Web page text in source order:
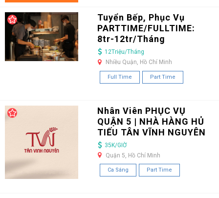
Tuyển Bếp, Phục Vụ
PARTTIME/FULLTIME:
8tr-12tr/Tháng
12Triệu/Tháng
Nhiều Quận, Hồ Chí Minh
Full Time Part Time
Nhân Viên PHỤC VỤ
QUẬN 5 | NHÀ HÀNG HỦ
TIẾU TÂN VĨNH NGUYÊN
35K/GIỜ
Quận 5, Hồ Chí Minh
Ca Sáng Part Time